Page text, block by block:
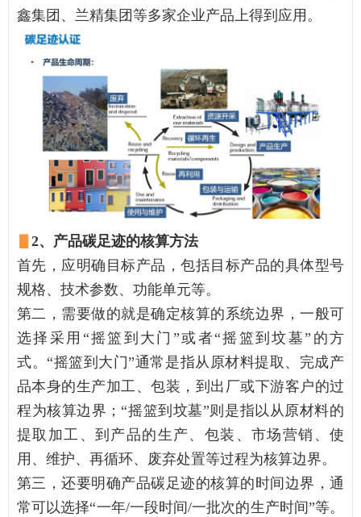
鑫集团、兰精集团等多家企业产品上得到应用。
2、产品碳足迹的核算方法
首先，应明确目标产品，包括目标产品的具体型号
规格、技术参数、功能单元等。
第二，需要做的就是确定核算的系统边界，一般可
选择采用“摇篮到大门”或者“摇篮到坟墓”的方
式。“摇篮到大门”通常是指从原材料提取、完成产
品本身的生产加工、包装，到出厂或下游客户的过
程为核算边界；“摇篮到坟墓”则是指以从原材料的
提取加工、到产品的生产、包装、市场营销、使
用、维护、再循环、废弃处置等过程为核算边界。
第三，还要明确产品碳足迹的核算的时间边界，通
常可以选择“一年/一段时间/一批次的生产时间”等。